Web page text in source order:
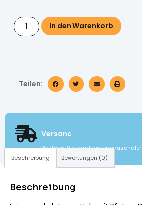
In den Warenkorb
Teilen:
Versand
Weltweit Versandkostenpauschale
Beschreibung Bewertungen (0)
Beschreibung